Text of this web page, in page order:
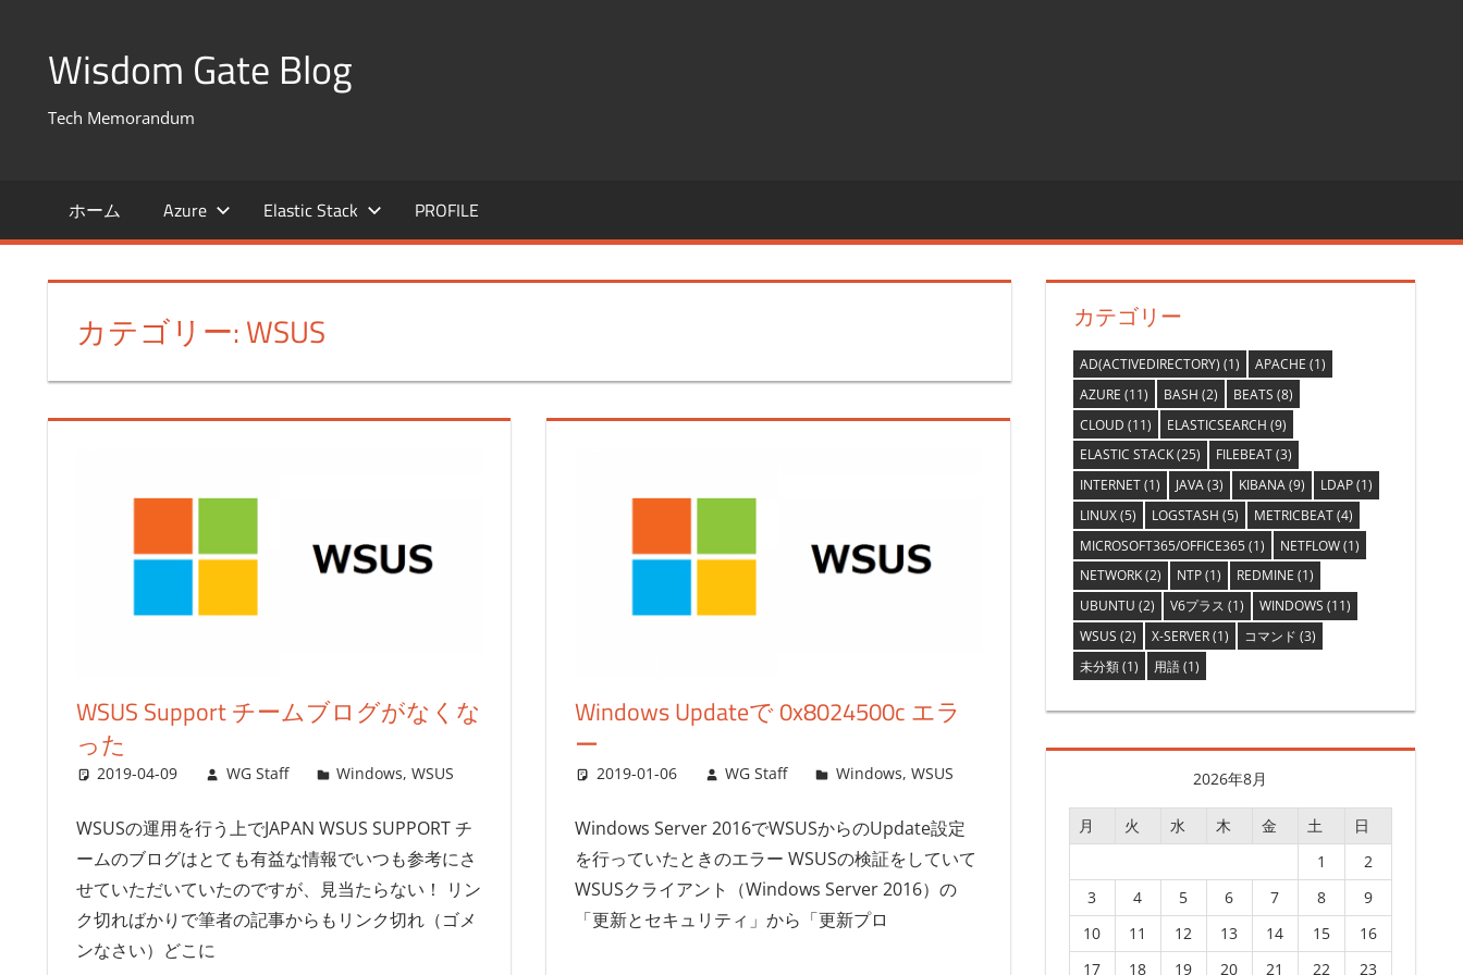
キ
Wisdom Gate Blog
Tech Memorandum
ホーム Azure Elastic Stack PROFILE
カテゴリー: WSUS
WSUS Support チームブログがなくな
った
2019-04-09 WG Staff Windows,WSUS
WSUSの運用を行う上でJAPAN WSUS SUPPORT チ
ームのブログはとても有益な情報でいつも参考にさ
せていただいていたのですが、見当たらない！ リン
ク切ればかりで筆者の記事からもリンク切れ（ゴメ
ンなさい）どこに
Windows Updateで 0x8024500c エラ
ー
2019-01-06 WG Staff Windows, WSUS
Windows Server 2016でWSUSからのUpdate設定
を行っていたときのエラー WSUSの検証をしていて
WSUSクライアント（Windows Server 2016）の
「更新とセキュリティ」から「更新プロ
カテゴリー
AD(ACTIVEDIRECTORY) (1) APACHE (1)
AZURE (11) BASH (2) BEATS (8)
CLOUD (11) ELASTICSEARCH (9)
ELASTIC STACK(25) FILEBEAT(3)
INTERNET(1) JAVA(3) KIBANA(9) LDAP(1)
LINUX(5) LOGSTASH (5) METRICBEAT(4)
MICROSOFT365/OFFICE365(1) NETFLOW(1)
NETWORK(2) NTP(1) REDMINE (1)
UBUNTU (2) V6プラス (1) WINDOWS (11)
WSUS (2) X-SERVER(1) コマンド (3)
未分類(1) 用語(1)
2026年8月
月 火 水 木 金 土 日
1
2
3
4 5 6 7 8
9
10
11 12 13 14 15
16
17
18 19 20 21 22
23